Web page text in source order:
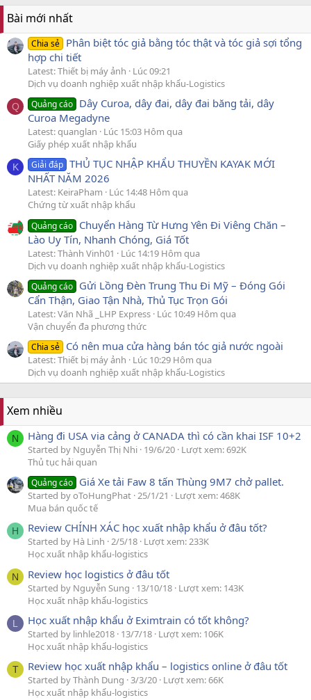
Bài mới nhất
Chia sẻ Phân biệt tóc giả bằng tóc thật và tóc giả sợi tổng
hợp chi tiết
Latest: Thiết bị máy ảnh
Lúc 09:21
Dịch vụ doanh nghiệp xuất nhập khẩu-Logistics
Q Quảng cáo Dây Curoa, dây đai, dây đai băng tải, dây
Curoa Megadyne
Latest: quanglan
Lúc 15:03 Hôm qua
Giấy phép xuất nhập khẩu
K Giải đáp THỦ TỤC NHẬP KHẨU THUYỀN KAYAK MỚI
NHẤT NĂM 2026
Latest: KeiraPham
Lúc 14:48 Hôm qua
Chứng từ xuất nhập khẩu
Quảng cáo Chuyển Hàng Từ Hưng Yên Đi Viêng Chăn –
Lào Uy Tín, Nhanh Chóng, Giá Tốt
Latest: Thành Vinh01
Lúc 14:19 Hôm qua
Dịch vụ doanh nghiệp xuất nhập khẩu-Logistics
Quảng cáo Gửi Lồng Đèn Trung Thu Đi Mỹ – Đóng Gói
Cẩn Thận, Giao Tận Nhà, Thủ Tục Trọn Gói
Latest: Văn Nhã _LHP Express Lúc 10:49 Hôm qua
Vận chuyển đa phương thức
Chia sẻ Có nên mua cửa hàng bán tóc giả nước ngoài
Latest: Thiết bị máy ảnh
Lúc 10:29 Hôm qua
Dịch vụ doanh nghiệp xuất nhập khẩu-Logistics
Xem nhiều
N Hàng đi USA via cảng ở CANADA thì có cần khai ISF 10+2
Started by Nguyễn Thị Nhi 19/6/20 Lượt xem: 692K
Thủ tục hải quan
Quảng cáo Giá Xe tải Faw 8 tấn Thùng 9M7 chở pallet.
Started by oToHungPhat 25/1/21
Lượt xem: 468K
Mua bán quốc tế
H Review CHÍNH XÁC học xuất nhập khẩu ở đâu tốt?
Started by Hà Linh 2/5/18 Lượt xem: 233K
Học xuất nhập khẩu-logistics
N Review học logistics ở đâu tốt
Started by Nguyễn Sung 13/10/18 Lượt xem: 143K
Học xuất nhập khẩu-logistics
L Học xuất nhập khẩu ở Eximtrain có tốt không?
Started by linhle2018 13/7/18 Lượt xem: 106K
Học xuất nhập khẩu-logistics
T Review học xuất nhập khẩu – logistics online ở đâu tốt
Started by Thành Dung 3/3/20 Lượt xem: 66K
Học xuất nhập khẩu-logistics